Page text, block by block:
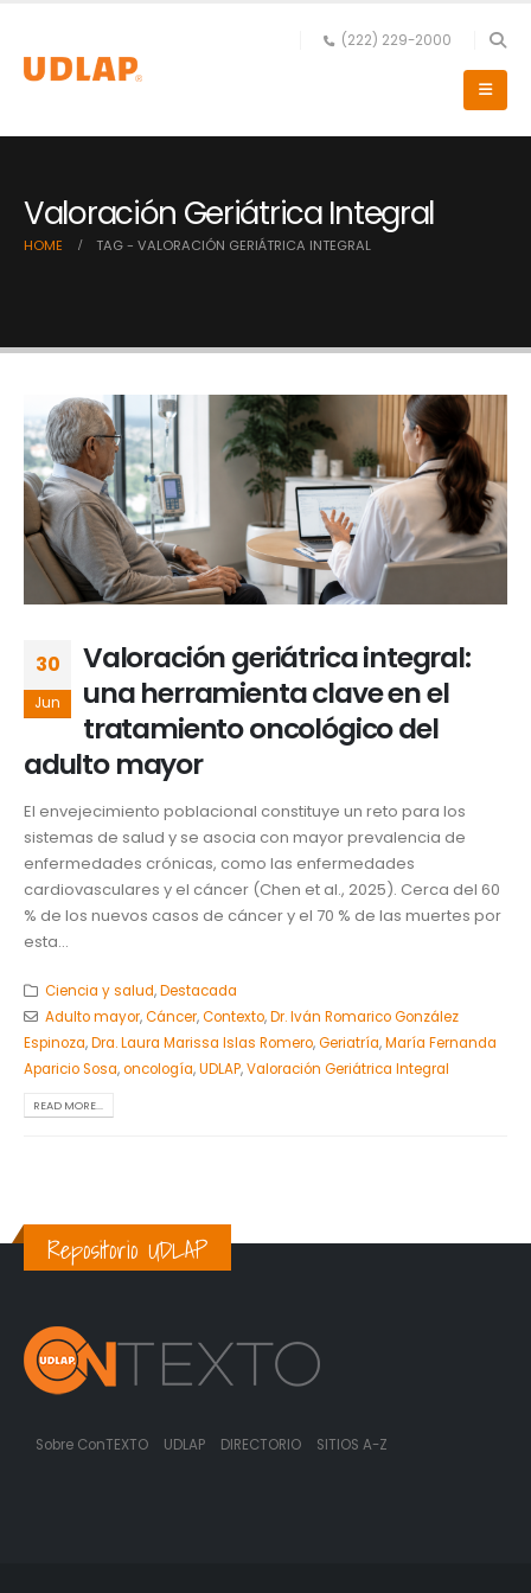
(222) 229-2000
Valoración Geriátrica Integral
HOME TAG - VALORACIÓN GERIÁTRICA INTEGRAL
30
Jun
Valoración geriátrica integral:
una herramienta clave en el
tratamiento oncológico del
adulto mayor
El envejecimiento poblacional constituye un reto para los
sistemas de salud y se asocia con mayor prevalencia de
enfermedades crónicas, como las enfermedades
cardiovasculares y el cáncer (Chen et al., 2025). Cerca del 60
% de los nuevos casos de cáncer y el 70 % de las muertes por
esta...
Ciencia y salud,Destacada
Adulto mayor,Cáncer,Contexto,Dr. Iván Romarico González
Espinoza,Dra. Laura Marissa Islas Romero,Geriatría,María Fernanda
Aparicio Sosa,oncología,UDLAP,Valoración Geriátrica Integral
READ MORE...
Repositorio UDLAP
Sobre ConTEXTO UDLAP DIRECTORIO SITIOS A-Z